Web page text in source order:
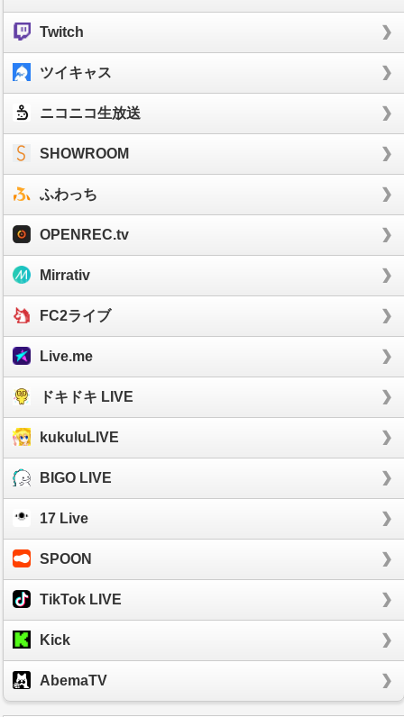
Twitch
ツイキャス
ニコニコ生放送
SHOWROOM
ふわっち
OPENREC.tv
Mirrativ
FC2ライブ
Live.me
ドキドキ LIVE
kukuluLIVE
BIGO LIVE
17 Live
SPOON
TikTok LIVE
Kick
AbemaTV